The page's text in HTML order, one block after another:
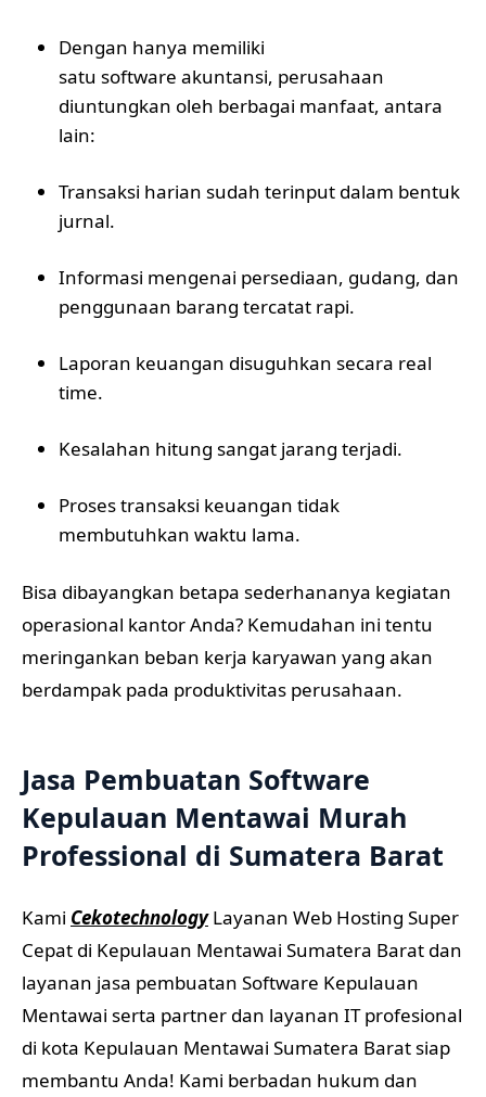
Dengan hanya memiliki
satu software akuntansi, perusahaan
diuntungkan oleh berbagai manfaat, antara
lain:
Transaksi harian sudah terinput dalam bentuk
jurnal.
Informasi mengenai persediaan, gudang, dan
penggunaan barang tercatat rapi.
Laporan keuangan disuguhkan secara real
time.
Kesalahan hitung sangat jarang terjadi.
Proses transaksi keuangan tidak
membutuhkan waktu lama.
Bisa dibayangkan betapa sederhananya kegiatan
operasional kantor Anda? Kemudahan ini tentu
meringankan beban kerja karyawan yang akan
berdampak pada produktivitas perusahaan.
Jasa Pembuatan Software
Kepulauan Mentawai Murah
Professional di Sumatera Barat
Kami CekotechnologyLayanan Web Hosting Super
Cepat di Kepulauan Mentawai Sumatera Barat dan
layanan jasa pembuatan Software Kepulauan
Mentawai serta partner dan layanan IT profesional
di kota Kepulauan Mentawai Sumatera Barat siap
membantu Anda! Kami berbadan hukum dan